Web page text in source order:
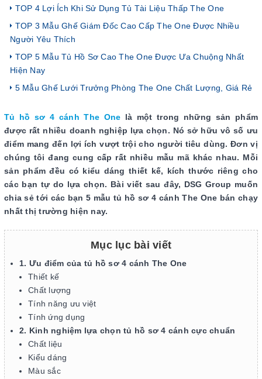
TOP 4 Lợi Ích Khi Sử Dụng Tủ Tài Liệu Thấp The One
TOP 3 Mẫu Ghế Giám Đốc Cao Cấp The One Được Nhiều
Người Yêu Thích
TOP 5 Mẫu Tủ Hồ Sơ Cao The One Được Ưa Chuộng Nhất
Hiện Nay
5 Mẫu Ghế Lưới Trưởng Phòng The One Chất Lượng, Giá Rẻ
Tủ hồ sơ 4 cánh The One là một trong những sản phẩm
được rất nhiều doanh nghiệp lựa chọn. Nó sở hữu vô số ưu
điểm mang đến lợi ích vượt trội cho người tiêu dùng. Đơn vị
chúng tôi đang cung cấp rất nhiều mẫu mã khác nhau. Mỗi
sản phẩm đều có kiểu dáng thiết kế, kích thước riêng cho
các bạn tự do lựa chọn. Bài viết sau đây, DSG Group muốn
chia sẻ tới các bạn 5 mẫu tủ hồ sơ 4 cánh The One bán chạy
nhất thị trường hiện nay.
Mục lục bài viết
1. Ưu điểm của tủ hồ sơ 4 cánh The One
Thiết kế
Chất lượng
Tính năng ưu việt
Tính ứng dụng
2. Kinh nghiệm lựa chọn tủ hồ sơ 4 cánh cực chuẩn
Chất liệu
Kiểu dáng
Màu sắc